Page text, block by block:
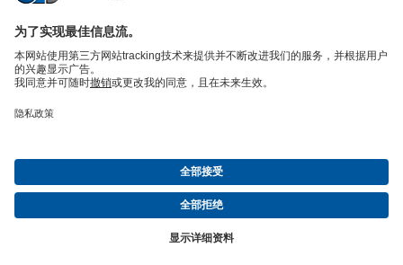
产品目录备件凯士比技术服务购物车软件与技术知识
建筑技术
新闻社交媒体